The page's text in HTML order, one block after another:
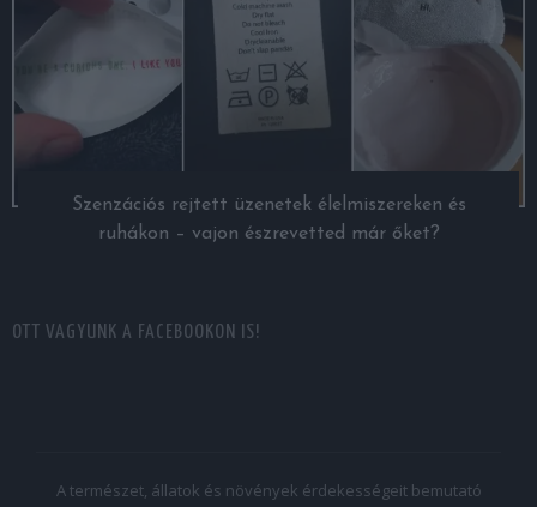
Szenzációs rejtett üzenetek élelmiszereken és
ruhákon – vajon észrevetted már őket?
OTT VAGYUNK A FACEBOOKON IS!
A természet, állatok és növények érdekességeit bemutató